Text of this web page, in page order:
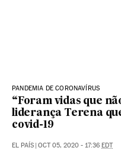
PANDEMIA DE CORONAVÍRUS
“Foram vidas que
liderança Terena
covid-19
EL PAÍS | OCT 05, 2020 - 17:36 EDT